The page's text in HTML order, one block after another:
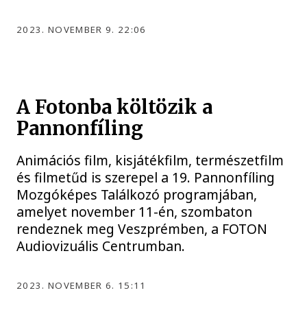
2023. NOVEMBER 9. 22:06
A Fotonba költözik a
Pannonfíling
Animációs film, kisjátékfilm, természetfilm
és filmetűd is szerepel a 19. Pannonfíling
Mozgóképes Találkozó programjában,
amelyet november 11-én, szombaton
rendeznek meg Veszprémben, a FOTON
Audiovizuális Centrumban.
2023. NOVEMBER 6. 15:11